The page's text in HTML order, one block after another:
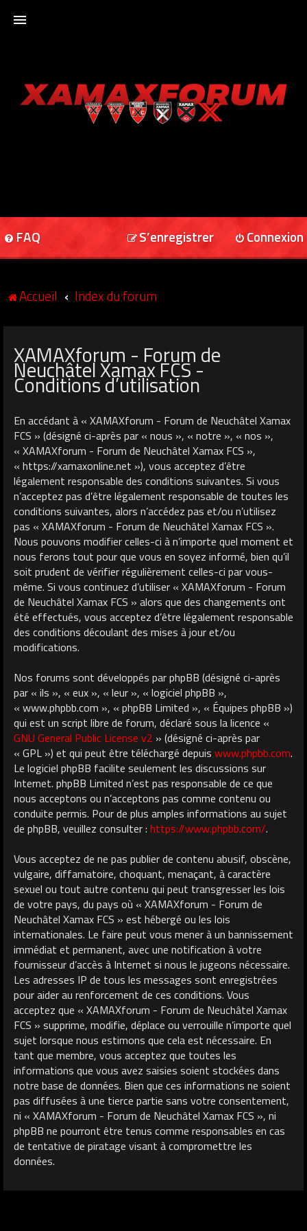
XAMAXFORUM
FAQ Connexion
S’enregistrer
Accueil Index du forum
XAMAXforum - Forum de
Neuchâtel Xamax FCS -
Conditions d’utilisation
En accédant à « XAMAXforum - Forum de Neuchâtel Xamax
FCS » (désigné ci-après par « nous », « notre », « nos »,
« XAMAXforum - Forum de Neuchâtel Xamax FCS »,
« https://xamaxonline.net »), vous acceptez d’être
légalement responsable des conditions suivantes. Si vous
n’acceptez pas d’être légalement responsable de toutes les
conditions suivantes, alors n’accédez pas et/ou n’utilisez
pas « XAMAXforum - Forum de Neuchâtel Xamax FCS ».
Nous pouvons modifier celles-ci à n’importe quel moment et
nous ferons tout pour que vous en soyez informé, bien qu’il
soit prudent de vérifier régulièrement celles-ci par vous-
même. Si vous continuez d’utiliser « XAMAXforum - Forum
de Neuchâtel Xamax FCS » alors que des changements ont
été effectués, vous acceptez d’être légalement responsable
des conditions découlant des mises à jour et/ou
modifications.
Nos forums sont développés par phpBB (désigné ci-après
par « ils », « eux », « leur », « logiciel phpBB »,
« www.phpbb.com », « phpBB Limited », « Équipes phpBB »)
qui est un script libre de forum, déclaré sous la licence «
GNU General Public License v2 » (désigné ci-après par
« GPL ») et qui peut être téléchargé depuis www.phpbb.com.
Le logiciel phpBB facilite seulement les discussions sur
Internet. phpBB Limited n’est pas responsable de ce que
nous acceptons ou n’acceptons pas comme contenu ou
conduite permis. Pour de plus amples informations au sujet
de phpBB, veuillez consulter : https://www.phpbb.com/.
Vous acceptez de ne pas publier de contenu abusif, obscène,
vulgaire, diffamatoire, choquant, menaçant, à caractère
sexuel ou tout autre contenu qui peut transgresser les lois
de votre pays, du pays où « XAMAXforum - Forum de
Neuchâtel Xamax FCS » est hébergé ou les lois
internationales. Le faire peut vous mener à un bannissement
immédiat et permanent, avec une notification à votre
fournisseur d’accès à Internet si nous le jugeons nécessaire.
Les adresses IP de tous les messages sont enregistrées
pour aider au renforcement de ces conditions. Vous
acceptez que « XAMAXforum - Forum de Neuchâtel Xamax
FCS » supprime, modifie, déplace ou verrouille n’importe quel
sujet lorsque nous estimons que cela est nécessaire. En
tant que membre, vous acceptez que toutes les
informations que vous avez saisies soient stockées dans
notre base de données. Bien que ces informations ne soient
pas diffusées à une tierce partie sans votre consentement,
ni « XAMAXforum - Forum de Neuchâtel Xamax FCS », ni
phpBB ne pourront être tenus comme responsables en cas
de tentative de piratage visant à compromettre les
données.